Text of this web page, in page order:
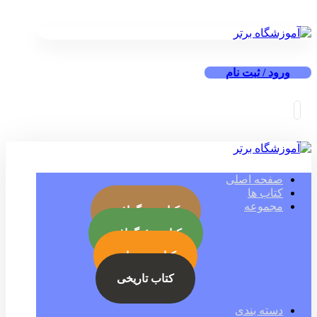
ورود / ثبت نام
صفحه اصلی
کتاب ها
مجموعه
کتاب بیوگرافی
کتاب جئوگرافی
کتاب رمز ارز
کتاب تاریخی
دسته بندی